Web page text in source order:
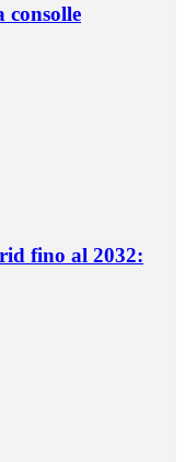
consolle
fino al 2032: